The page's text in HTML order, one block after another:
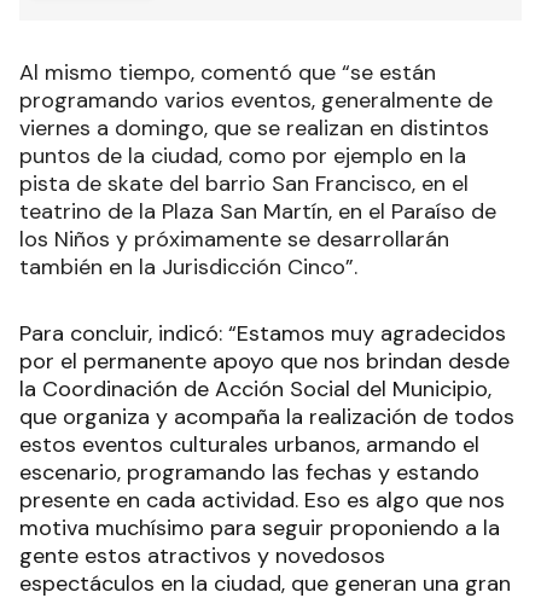
Al mismo tiempo, comentó que “se están
programando varios eventos, generalmente de
viernes a domingo, que se realizan en distintos
puntos de la ciudad, como por ejemplo en la
pista de skate del barrio San Francisco, en el
teatrino de la Plaza San Martín, en el Paraíso de
los Niños y próximamente se desarrollarán
también en la Jurisdicción Cinco”.
Para concluir, indicó: “Estamos muy agradecidos
por el permanente apoyo que nos brindan desde
la Coordinación de Acción Social del Municipio,
que organiza y acompaña la realización de todos
estos eventos culturales urbanos, armando el
escenario, programando las fechas y estando
presente en cada actividad. Eso es algo que nos
motiva muchísimo para seguir proponiendo a la
gente estos atractivos y novedosos
espectáculos en la ciudad, que generan una gran